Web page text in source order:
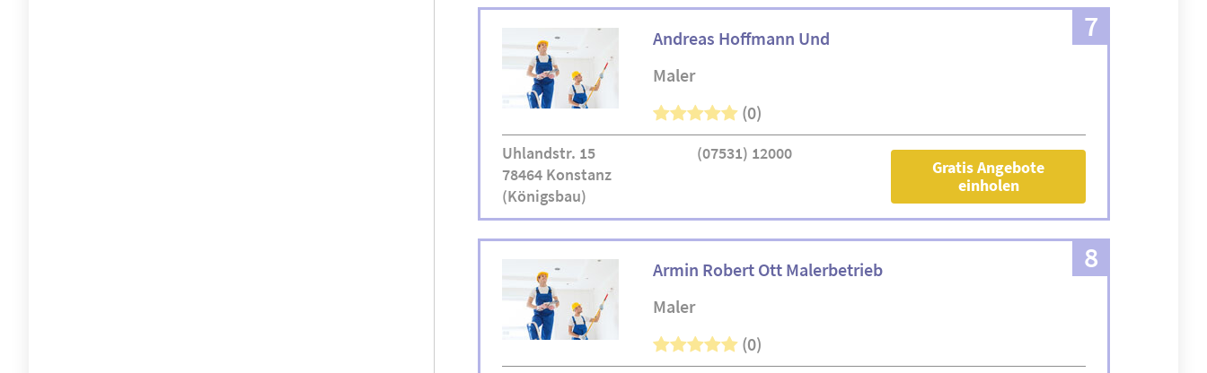
7
Andreas Hoffmann Und
Maler
(0)
Uhlandstr. 15
78464 Konstanz
(Königsbau)
(07531) 12000
Gratis Angebote
einholen
8
Armin Robert Ott Malerbetrieb
Maler
(0)